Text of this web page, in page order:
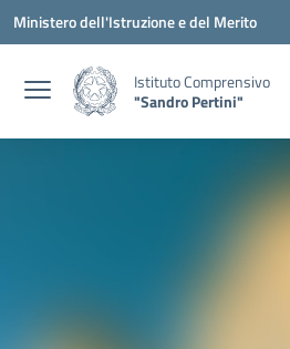
Vai ai contenuti
Vai al menu di navigazione
Vai al footer
Ministero dell'Istruzione e del Merito
Istituto Comprensivo
"Sandro Pertini"